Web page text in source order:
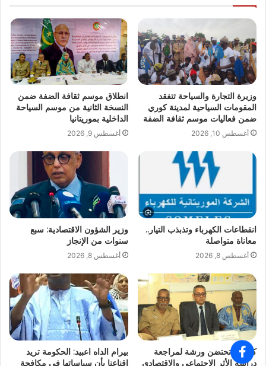
وزيرة التجارة والسياحة تتفقد
المقومات السياحية لمدينة كوري
ضمن فعاليات موسم ثقافة الضفة
أغسطس 10, 2026
انطلاق موسم ثقافة الضفة ضمن
النسخة الثانية من موسم السياحة
الداخلية بموريتانيا
أغسطس 9, 2026
انقطاعات الكهرباء وتذبذب التيار..
معاناة متواصلة
أغسطس 8, 2026
وزير الشؤون الاقتصادية: سبع
سنوات من الإنجاز
أغسطس 8, 2026
كيهيدي تحتضن ورشة لمراجعة
دراسة الأثر الاجتماعي والاقتصادي
بيرام الداه اعبيد: الحكومة تريد
إقناعنا بأن سياساتها في مكافحة